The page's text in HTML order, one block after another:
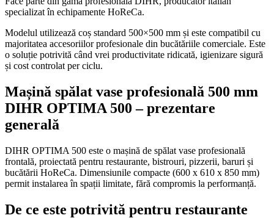
specializat în echipamente HoReCa.
Modelul utilizează coș standard 500×500 mm și este compatibil cu
majoritatea accesoriilor profesionale din bucătăriile comerciale. Este
o soluție potrivită când vrei productivitate ridicată, igienizare sigură
și cost controlat per ciclu.
Mașină spălat vase profesională 500 mm
DIHR OPTIMA 500 – prezentare
generală
DIHR OPTIMA 500 este o mașină de spălat vase profesională
frontală, proiectată pentru restaurante, bistrouri, pizzerii, baruri și
bucătării HoReCa. Dimensiunile compacte (600 x 610 x 850 mm)
permit instalarea în spații limitate, fără compromis la performanță.
De ce este potrivită pentru restaurante